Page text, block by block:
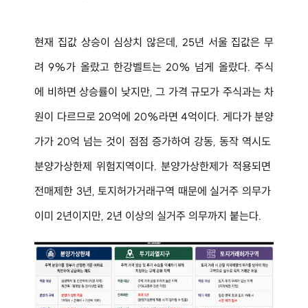
현재 집값 상승이 심상치 않은데, 25년 서울 집값은 무
려 9%가 올랐고 한강벨트는 20% 넘게 올랐다. 주식
에 비하면 상승률이 낮지만, 그 가격 규모가 주식과는 차
원이 다르므로 20억에 20%라면 4억이다. 게다가 분양
가가 20억 넘는 것이 점점 증가하여 강동, 동작 역시도
분양가상한제 위험지역이다. 분양가상한제가 적용되면
전매제한 3년, 토지허가거래구역 때문에 실거주 의무가
이미 2년이지만, 2년 이상의 실거주 의무까지 붙는다.